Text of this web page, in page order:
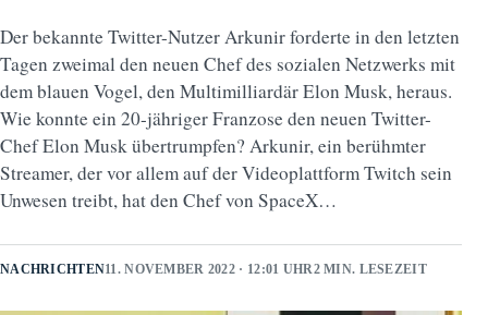
Der bekannte Twitter-Nutzer Arkunir forderte in den letzten
Tagen zweimal den neuen Chef des sozialen Netzwerks mit
dem blauen Vogel, den Multimilliardär Elon Musk, heraus.
Wie konnte ein 20-jähriger Franzose den neuen Twitter-
Chef Elon Musk übertrumpfen? Arkunir, ein berühmter
Streamer, der vor allem auf der Videoplattform Twitch sein
Unwesen treibt, hat den Chef von SpaceX…
NACHRICHTEN11. NOVEMBER 2022 · 12:01 UHR2 MIN. LESEZEIT